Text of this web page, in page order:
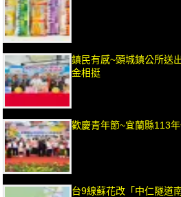
鎮民有感~頭城鎮公所送
金相挺
歡慶青年節~宜蘭縣113
台9線蘇花改「中仁隧道